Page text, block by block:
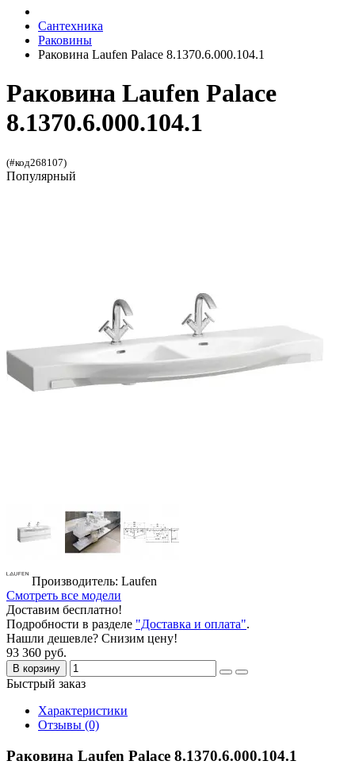
Сантехника
Раковины
Раковина Laufen Palace 8.1370.6.000.104.1
Раковина Laufen Palace
8.1370.6.000.104.1
(#код268107)
Популярный
Производитель: Laufen
Смотреть все модели
Доставим бесплатно!
Подробности в разделе "Доставка и оплата".
Нашли дешевле? Снизим цену!
93 360 руб.
В корзину
Быстрый заказ
Характеристики
Отзывы (0)
Раковина Laufen Palace 8.1370.6.000.104.1